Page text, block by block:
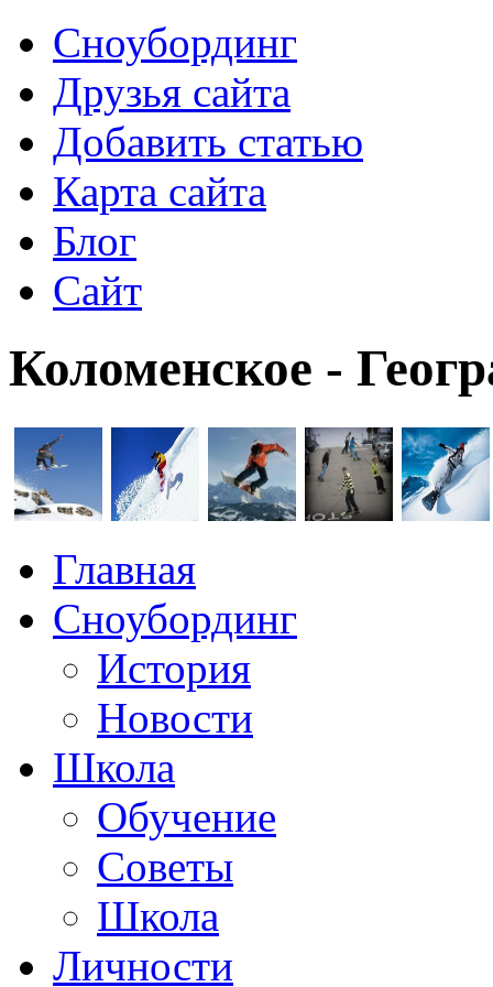
Сноубординг
Друзья сайта
Добавить статью
Карта сайта
Блог
Сайт
Коломенское -
Главная
Сноубординг
История
Новости
Школа
Обучение
Советы
Школа
Личности